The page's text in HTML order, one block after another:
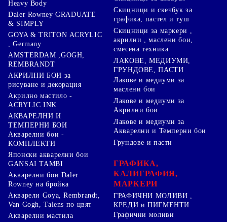
Heavy Body
Daler Rowney GRADUATE
& SIMPLY
GOYA & TRITON АCRYLIC
, Germany
AMSTERDAM ,GOGH,
REMBRANDT
АКРИЛНИ БОИ за
рисуване и декорация
Акрилно мастило -
ACRYLIC INK
АКВАРЕЛНИ И
ТЕМПЕРНИ БОИ
Акварелни бои -
КОМПЛЕКТИ
Японски акварелни бои
GANSAI TAMBI
Акварелни бои Daler
Rowney на бройка
Акварели Goya, Rembrandt,
Van Gogh, Talens по цвят
Акварелни мастила
Скицници и скечбук за
графика, пастел и туш
Скицници за маркери ,
акрилни , маслени бои,
смесена техника
ЛАКОВЕ, МЕДИУМИ,
ГРУНДОВЕ, ПАСТИ
Лакове и медиуми за
маслени бои
Лакове и медиуми за
Акрилни бои
Лакове и медиуми за
Акварелни и Темперни бои
Грундове и пасти
ГРАФИКА,
КАЛИГРАФИЯ,
МАРКЕРИ
ГРАФИЧНИ МОЛИВИ ,
КРЕДИ и ПИГМЕНТИ
Графични моливи